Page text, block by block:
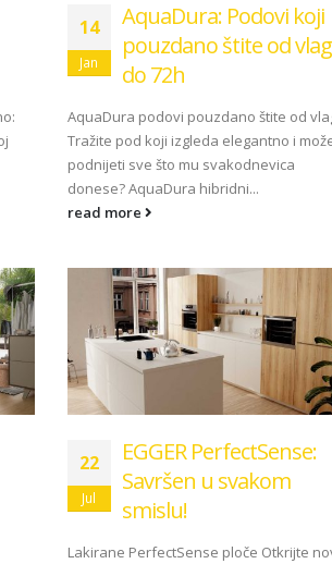
14
Jan
AquaDura: Podovi koji
pouzdano štite od
do 72h
AquaDura podovi pouzdano štite od
Tražite pod koji izgleda elegantno i
podnijeti sve što mu svakodnevica
donese? AquaDura hibridni...
read more
22
Jul
EGGER PerfectSense:
Savršen u svakom
smislu!
Lakirane PerfectSense ploče Otkrijte
najzahtjevnije kutove
12/05/2026